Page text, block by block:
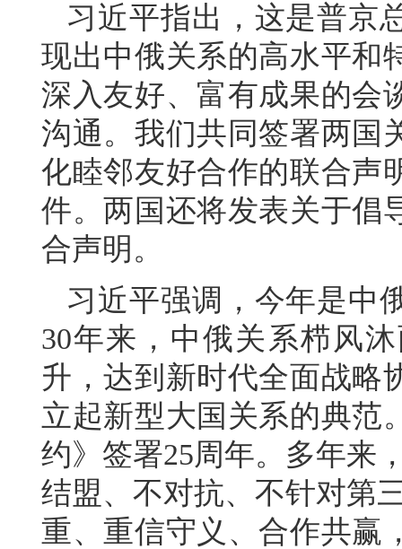
习近平指出，这是普京
现出中俄关系的高水平和
深入友好、富有成果的会
沟通。我们共同签署两国
化睦邻友好合作的联合声
件。两国还将发表关于倡
合声明。
习近平强调，今年是中
30年来，中俄关系栉风
升，达到新时代全面战略
立起新型大国关系的典范
约》签署25周年。多年来
结盟、不对抗、不针对第
重、重信守义、合作共赢